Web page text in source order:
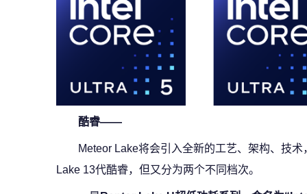
酷睿——
Meteor Lake将会引入全新的工艺、架构、技
Lake 13代酷睿，但又分为两个不同档次。